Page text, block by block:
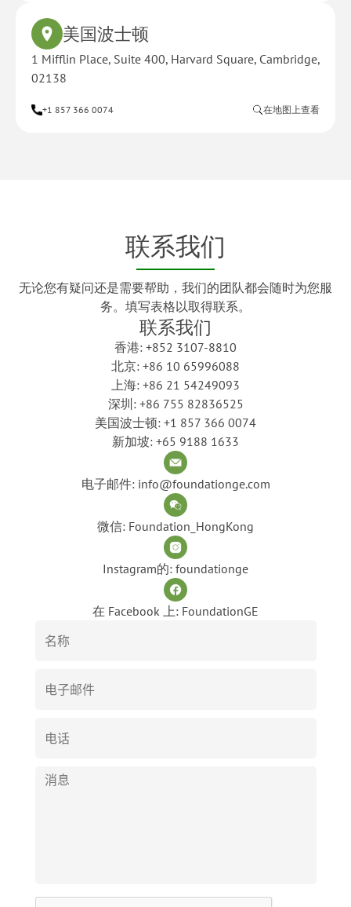
美国波士顿
1 Mifflin Place, Suite 400, Harvard Square, Cambridge,
02138
+1 857 366 0074 在地图上查看
联系我们
无论您有疑问还是需要帮助，我们的团队都会随时为您服
务。填写表格以取得联系。
联系我们
香港: +852 3107-8810
北京: +86 10 65996088
上海: +86 21 54249093
深圳: +86 755 82836525
美国波士顿: +1 857 366 0074
新加坡: +65 9188 1633
电子邮件: info@foundationge.com
微信: Foundation_HongKong
Instagram的: foundationge
在 Facebook 上: FoundationGE